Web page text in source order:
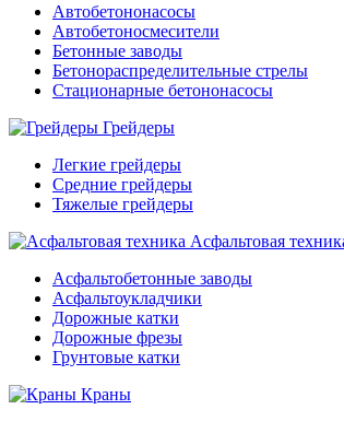
Автобетононасосы
Автобетоносмесители
Бетонные заводы
Бетонораспределительные стрелы
Стационарные бетононасосы
Грейдеры
Легкие грейдеры
Средние грейдеры
Тяжелые грейдеры
Асфальтовая
Асфальтобетонные заводы
Асфальтоукладчики
Дорожные катки
Дорожные фрезы
Грунтовые катки
Краны